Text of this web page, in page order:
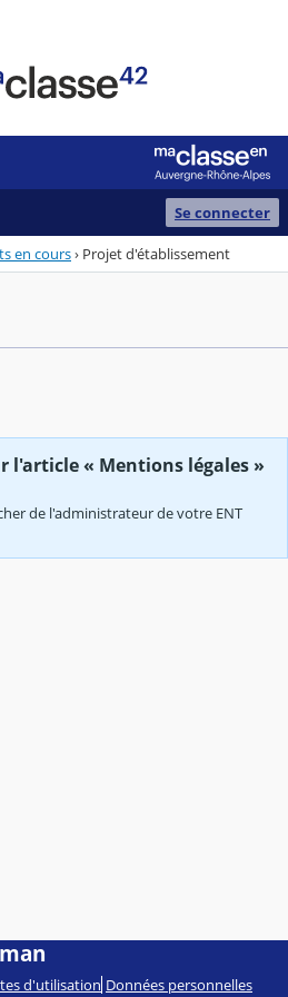
Se connecter
en cours› Projet d'établissement
l'article « Mentions légales »
de l'administrateur de votre ENT
d'utilisation Données personnelles